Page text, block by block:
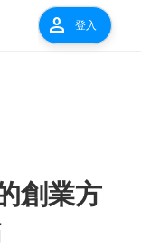
person 登入
創業方